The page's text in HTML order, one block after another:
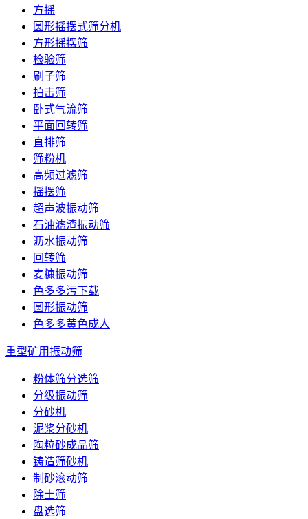
方摇
圆形摇摆式筛分机
方形摇摆筛
检验筛
刷子筛
拍击筛
卧式气流筛
平面回转筛
直排筛
筛粉机
高频过滤筛
摇摆筛
超声波振动筛
石油滤渣振动筛
沥水振动筛
回转筛
麦糠振动筛
色多多污下载
圆形振动筛
色多多黄色成人
重型矿用振动筛
粉体筛分选筛
分级振动筛
分砂机
泥浆分砂机
陶粒砂成品筛
铸造筛砂机
制砂滚动筛
除土筛
盘选筛